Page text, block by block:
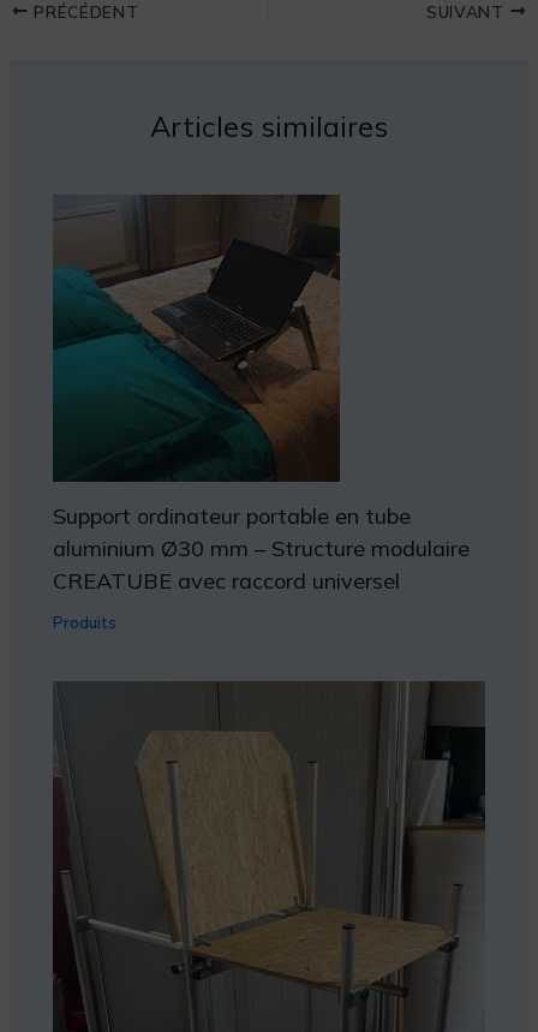
PRÉCÉDENT SUIVANT
Articles similaires
Support ordinateur portable en tube
aluminium Ø30 mm – Structure modulaire
CREATUBE avec raccord universel
Produits